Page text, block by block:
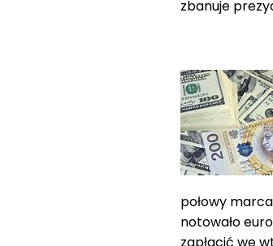
zbanuje
połowy
notowało